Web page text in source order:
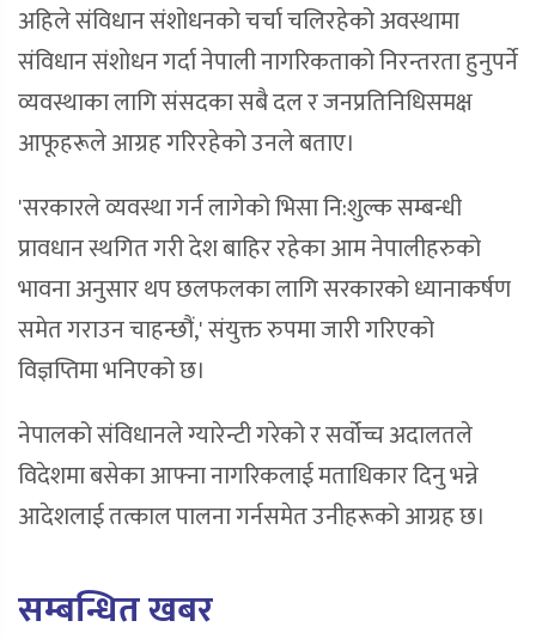
अहिले संविधान संशोधनको चर्चा चलिरहेको अवस्थामा
संविधान संशोधन गर्दा नेपाली नागरिकताको निरन्तरता हुनुपर्ने
व्यवस्थाका लागि संसदका सबै दल र जनप्रतिनिधिसमक्ष
आफूहरूले आग्रह गरिरहेको उनले बताए।
'सरकारले व्यवस्था गर्न लागेको भिसा नि:शुल्क सम्बन्धी
प्रावधान स्थगित गरी देश बाहिर रहेका आम नेपालीहरुको
भावना अनुसार थप छलफलका लागि सरकारको ध्यानाकर्षण
समेत गराउन चाहन्छौं,' संयुक्त रुपमा जारी गरिएको
विज्ञप्तिमा भनिएको छ।
नेपालको संविधानले ग्यारेन्टी गरेको र सर्वोच्च अदालतले
विदेशमा बसेका आफ्ना नागरिकलाई मताधिकार दिनु भन्ने
आदेशलाई तत्काल पालना गर्नसमेत उनीहरूको आग्रह छ।
सम्बन्धित खबर